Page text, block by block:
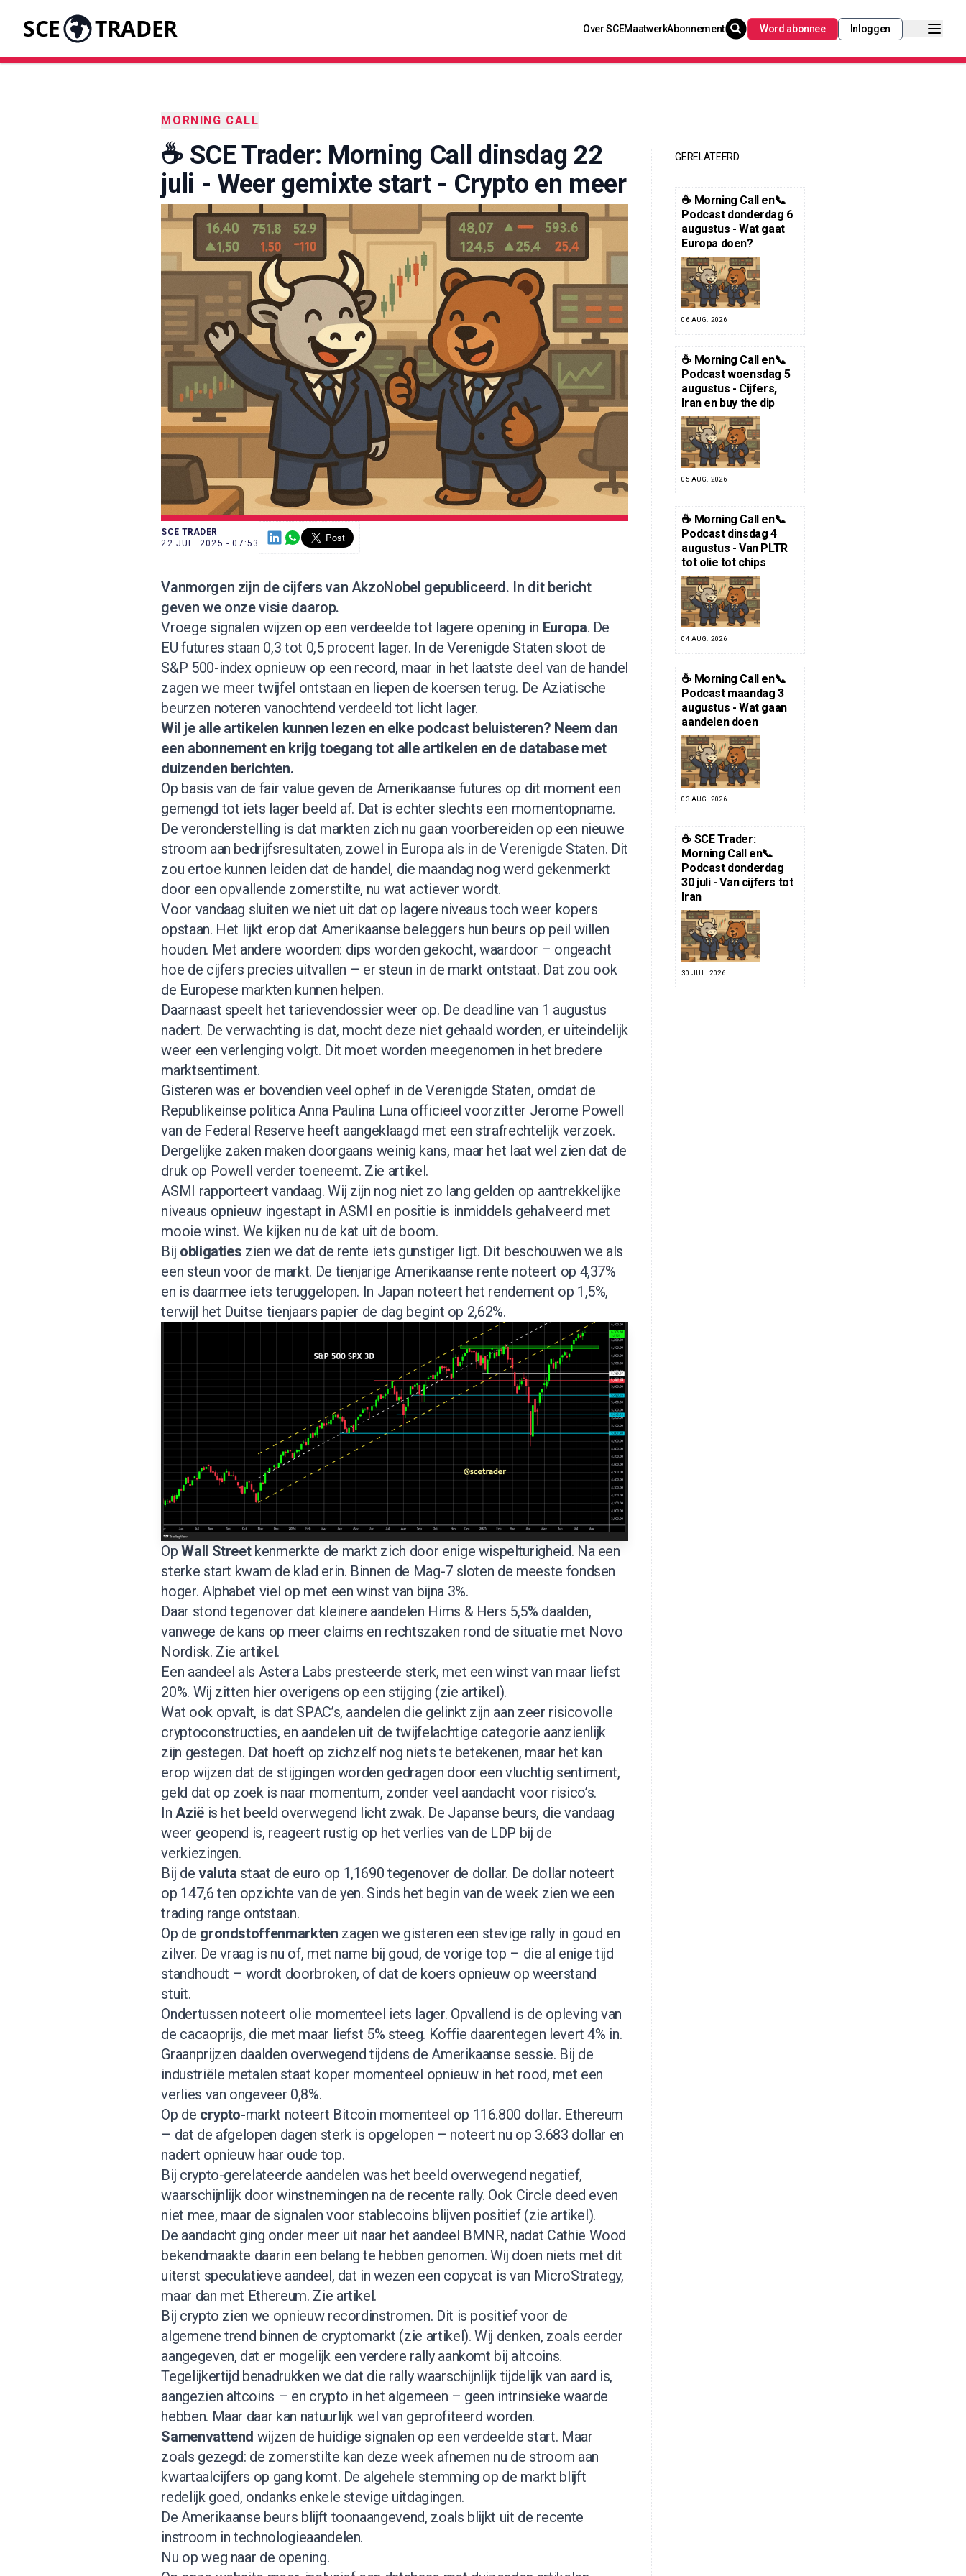
SCE TRADER Over SCEMaatwerkAbonnement Word abonnee Inloggen
MORNING CALL
☕️ SCE Trader: Morning Call dinsdag 22
juli - Weer gemixte start - Crypto en meer
SCE TRADER
22 JUL. 2025 - 07:53
Vanmorgen zijn de cijfers van AkzoNobel gepubliceerd. In dit bericht
geven we onze visie daarop.
Vroege signalen wijzen op een verdeelde tot lagere opening in Europa. De
EU futures staan 0,3 tot 0,5 procent lager. In de Verenigde Staten sloot de
S&P 500-index opnieuw op een record, maar in het laatste deel van de handel
zagen we meer twijfel ontstaan en liepen de koersen terug. De Aziatische
beurzen noteren vanochtend verdeeld tot licht lager.
Wil je alle artikelen kunnen lezen en elke podcast beluisteren? Neem dan
een abonnementen krijg toegang tot alle artikelen en de database met
duizenden berichten.
Op basis van de fair value geven de Amerikaanse futures op dit moment een
gemengd tot iets lager beeld af. Dat is echter slechts een momentopname.
De veronderstelling is dat markten zich nu gaan voorbereiden op een nieuwe
stroom aan bedrijfsresultaten, zowel in Europa als in de Verenigde Staten. Dit
zou ertoe kunnen leiden dat de handel, die maandag nog werd gekenmerkt
door een opvallende zomerstilte, nu wat actiever wordt.
Voor vandaag sluiten we niet uit dat op lagere niveaus toch weer kopers
opstaan. Het lijkt erop dat Amerikaanse beleggers hun beurs op peil willen
houden. Met andere woorden: dips worden gekocht, waardoor – ongeacht
hoe de cijfers precies uitvallen – er steun in de markt ontstaat. Dat zou ook
de Europese markten kunnen helpen.
Daarnaast speelt het tarievendossier weer op. De deadline van 1 augustus
nadert. De verwachting is dat, mocht deze niet gehaald worden, er uiteindelijk
weer een verlenging volgt. Dit moet worden meegenomen in het bredere
marktsentiment.
Gisteren was er bovendien veel ophef in de Verenigde Staten, omdat de
Republikeinse politica Anna Paulina Luna officieel voorzitter Jerome Powell
van de Federal Reserve heeft aangeklaagd met een strafrechtelijk verzoek.
Dergelijke zaken maken doorgaans weinig kans, maar het laat wel zien dat de
druk op Powell verder toeneemt. Zie artikel.
ASMI rapporteert vandaag. Wij zijn nog niet zo lang gelden op aantrekkelijke
niveaus opnieuw ingestapt in ASMI en positie is inmiddels gehalveerd met
mooie winst. We kijken nu de kat uit de boom.
Bij obligaties zien we dat de rente iets gunstiger ligt. Dit beschouwen we als
een steun voor de markt. De tienjarige Amerikaanse rente noteert op 4,37%
en is daarmee iets teruggelopen. In Japan noteert het rendement op 1,5%,
terwijl het Duitse tienjaars papier de dag begint op 2,62%.
OpWall Streetkenmerkte de markt zich door enige wispelturigheid. Na een
sterke start kwam de klad erin. Binnen de Mag-7 sloten de meeste fondsen
hoger. Alphabet viel op met een winst van bijna 3%.
Daar stond tegenover dat kleinere aandelen Hims & Hers 5,5% daalden,
vanwege de kans op meer claims en rechtszaken rond de situatie met Novo
Nordisk. Zie artikel.
Een aandeel als Astera Labs presteerde sterk, met een winst van maar liefst
20%. Wij zitten hier overigens op een stijging (zie artikel).
Wat ook opvalt, is dat SPAC’s, aandelen die gelinkt zijn aan zeer risicovolle
cryptoconstructies, en aandelen uit de twijfelachtige categorie aanzienlijk
zijn gestegen. Dat hoeft op zichzelf nog niets te betekenen, maar het kan
erop wijzen dat de stijgingen worden gedragen door een vluchtig sentiment,
geld dat op zoek is naar momentum, zonder veel aandacht voor risico’s.
In Azië is het beeld overwegend licht zwak. De Japanse beurs, die vandaag
weer geopend is, reageert rustig op het verlies van de LDP bij de
verkiezingen.
Bij de valuta staat de euro op 1,1690 tegenover de dollar. De dollar noteert
op 147,6 ten opzichte van de yen. Sinds het begin van de week zien we een
trading range ontstaan.
Op de grondstoffenmarkten zagen we gisteren een stevige rally in goud en
zilver. De vraag is nu of, met name bij goud, de vorige top – die al enige tijd
standhoudt – wordt doorbroken, of dat de koers opnieuw op weerstand
stuit.
Ondertussen noteert olie momenteel iets lager. Opvallend is de opleving van
de cacaoprijs, die met maar liefst 5% steeg. Koffie daarentegen levert 4% in.
Graanprijzen daalden overwegend tijdens de Amerikaanse sessie. Bij de
industriële metalen staat koper momenteel opnieuw in het rood, met een
verlies van ongeveer 0,8%.
Op de crypto-markt noteert Bitcoin momenteel op 116.800 dollar. Ethereum
– dat de afgelopen dagen sterk is opgelopen – noteert nu op 3.683 dollar en
nadert opnieuw haar oude top.
Bij crypto-gerelateerde aandelen was het beeld overwegend negatief,
waarschijnlijk door winstnemingen na de recente rally. Ook Circle deed even
niet mee, maar de signalen voor stablecoins blijven positief (zie artikel).
De aandacht ging onder meer uit naar het aandeel BMNR, nadat Cathie Wood
bekendmaakte daarin een belang te hebben genomen. Wij doen niets met dit
uiterst speculatieve aandeel, dat in wezen een copycat is van MicroStrategy,
maar dan met Ethereum. Zie artikel.
Bij crypto zien we opnieuw recordinstromen. Dit is positief voor de
algemene trend binnen de cryptomarkt (zie artikel). Wij denken, zoals eerder
aangegeven, dat er mogelijk een verdere rally aankomt bij altcoins.
Tegelijkertijd benadrukken we dat die rally waarschijnlijk tijdelijk van aard is,
aangezien altcoins – en crypto in het algemeen – geen intrinsieke waarde
hebben. Maar daar kan natuurlijk wel van geprofiteerd worden.
Samenvattend wijzen de huidige signalen op een verdeelde start. Maar
zoals gezegd: de zomerstilte kan deze week afnemen nu de stroom aan
kwartaalcijfers op gang komt. De algehele stemming op de markt blijft
redelijk goed, ondanks enkele stevige uitdagingen.
De Amerikaanse beurs blijft toonaangevend, zoals blijkt uit de recente
instroom in technologieaandelen.
Nu op weg naar de opening.
GERELATEERD
☕️ Morning Call en📞
Podcast donderdag 6
augustus - Wat gaat
Europa doen?
06 AUG. 2026
☕️ Morning Call en📞
Podcast woensdag 5
augustus - Cijfers,
Iran en buy the dip
05 AUG. 2026
☕️ Morning Call en📞
Podcast dinsdag 4
augustus - Van PLTR
tot olie tot chips
04 AUG. 2026
☕️ Morning Call en📞
Podcast maandag 3
augustus - Wat gaan
aandelen doen
03 AUG. 2026
☕️ SCE Trader:
Morning Call en📞
Podcast donderdag
30 juli - Van cijfers tot
Iran
30 JUL. 2026